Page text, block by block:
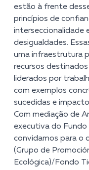
estão à frente
princípios de
interseccionalidade
desigualdades.
uma infraestrutura
recursos
liderados por
com exemplos
sucedidas e
Com mediação de
executiva do Fundo
convidamos para o
(Grupo de
Ecológica)/Fondo